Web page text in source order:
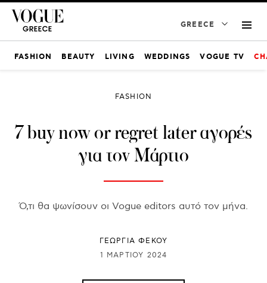
GREECE
FASHION BEAUTY LIVING WEDDINGS VOGUE TV
FASHION
7 buy now or regret later αγορές
για τον Μάρτιο
Ό,τι θα ψωνίσουν οι Vogue editors αυτό τον μήνα.
ΓΕΩΡΓΙΑ ΦΕΚΟΥ
1 ΜΑΡΤΊΟΥ 2024